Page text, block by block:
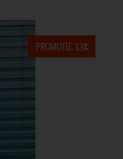
PROMOTIE 13%